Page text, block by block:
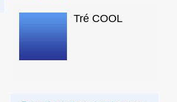
Tré COOL